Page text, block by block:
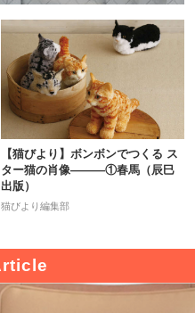
【猫びより】ボンボンでつくる ス
ター猫の肖像―――①春馬（辰巳
出版）
猫びより編集部